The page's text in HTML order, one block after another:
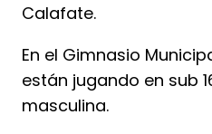
Calafate.
En el Gimnasio
están jugando en sub
masculina.